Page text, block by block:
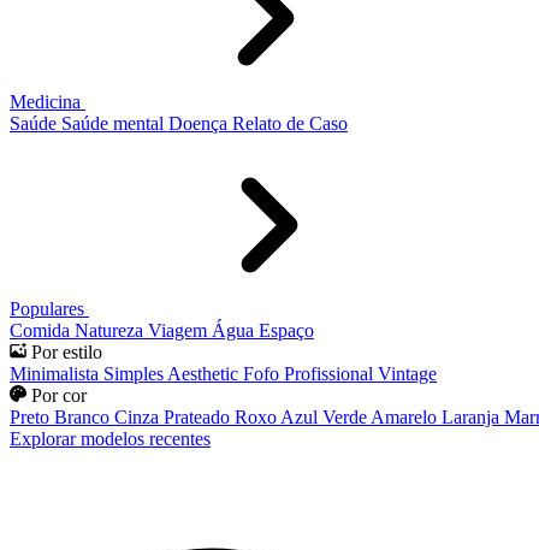
Medicina
Saúde Saúde mental Doença Relato de Caso
Populares
Comida Natureza Viagem Água Espaço
Por estilo
Minimalista Simples Aesthetic Fofo Profissional Vintage
Por cor
Preto Branco Cinza Prateado Roxo Azul Verde Amarelo Laranja
Explorar modelos recentes